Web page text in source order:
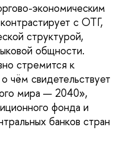
экономическим
с ОТГ,
структурой,
общности.
стремится к
чём свидетельствует
мира — 2040»,
фонда и
банков стран